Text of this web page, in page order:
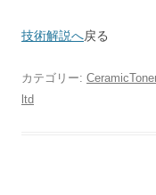
技術解説へ戻る
カテゴリー:
ltd